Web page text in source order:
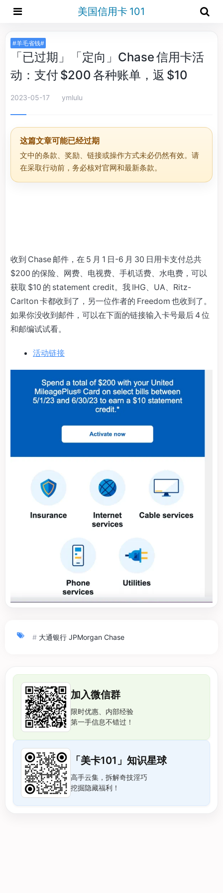
美国信用卡 101
#羊毛省钱#
「已过期」「定向」Chase 信用卡活
动：支付 $200 各种账单，返 $10
2023-05-17 ymlulu
这篇文章可能已经过期
文中的条款、奖励、链接或操作方式未必仍然有效。请
在采取行动前，务必核对官网和最新条款。
收到 Chase 邮件，在 5 月 1 日-6 月 30 日用卡支付总共
$200 的保险、网费、电视费、手机话费、水电费，可以
获取 $10 的 statement credit。我 IHG、UA、Ritz-
Carlton 卡都收到了，另一位作者的 Freedom 也收到了。
如果你没收到邮件，可以在下面的链接输入卡号最后 4 位
和邮编试试看。
活动链接
# 大通银行 JPMorgan Chase
加入微信群
限时优惠、内部经验
第一手信息不错过！
「美卡101」知识星球
高手云集，拆解奇技淫巧
挖掘隐藏福利！